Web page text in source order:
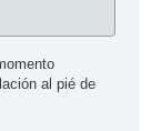
al pié de